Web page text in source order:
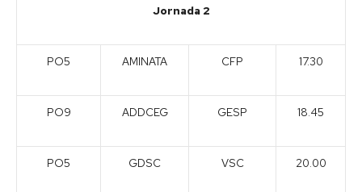
Jornada 2
PO5 AMINATA CFP 17.30
PO9 ADDCEG GESP 18.45
PO5 GDSC VSC 20.00